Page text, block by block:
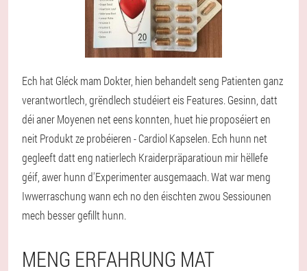
Ech hat Gléck mam Dokter, hien behandelt seng Patienten ganz
verantwortlech, grëndlech studéiert eis Features. Gesinn, datt
déi aner Moyenen net eens konnten, huet hie proposéiert en
neit Produkt ze probéieren - Cardiol Kapselen. Ech hunn net
gegleeft datt eng natierlech Kraiderpräparatioun mir hëllefe
géif, awer hunn d'Experimenter ausgemaach. Wat war meng
Iwwerraschung wann ech no den éischten zwou Sessiounen
mech besser gefillt hunn.
MENG ERFAHRUNG MAT